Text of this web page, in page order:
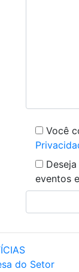
Você
eventos
do Setor